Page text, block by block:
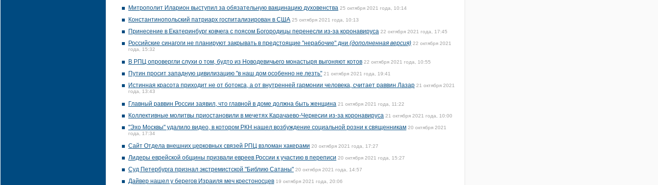
Митрополит Иларион выступил за обязательную вакцинацию духовенства 25 октября 2021 года, 10:14
Константинопольский патриарх госпитализирован в США 25 октября 2021 года, 10:13
Принесение в Екатеринбург ковчега с поясом Богородицы перенесли из-за коронавируса 22 октября 2021 года, 17:45
Российские синагоги не планируют закрывать в предстоящие "нерабочие" дни (дополненная версия) 22 октября 2021
года, 15:32
В РПЦ опровергли слухи о том, будто из Новодевичьего монастыря выгоняют котов 22 октября 2021 года, 10:55
Путин просит западную цивилизацию "в наш дом особенно не лезть" 21 октября 2021 года, 19:41
Истинная красота приходит не от ботокса, а от внутренней гармонии человека, считает раввин Лазар 21 октября 2021
года, 13:43
Главный раввин России заявил, что главной в доме должна быть женщина 21 октября 2021 года, 11:22
Коллективные молитвы приостановили в мечетях Карачаево-Черкесии из-за коронавируса 21 октября 2021 года, 10:00
"Эхо Москвы" удалило видео, в котором РКН нашел возбуждение социальной розни к священникам 20 октября 2021
года, 17:34
Сайт Отдела внешних церковных связей РПЦ взломан хакерами 20 октября 2021 года, 17:27
Лидеры еврейской общины призвали евреев России к участию в переписи 20 октября 2021 года, 15:27
Суд Петербурга признал экстремистской "Библию Сатаны" 20 октября 2021 года, 14:57
Дайвер нашел у берегов Израиля меч крестоносцев 19 октября 2021 года, 20:06